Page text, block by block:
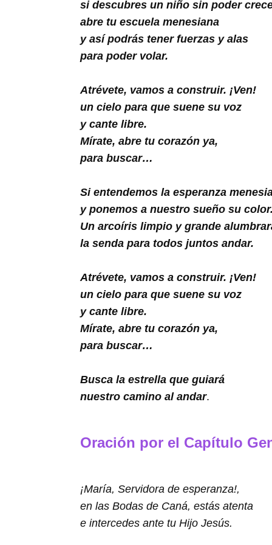
si descubres un niño sin poder
abre tu escuela menesiana
y así podrás tener fuerzas y alas
para poder volar.
Atrévete, vamos a construir. ¡Ven!
un cielo para que suene su voz
y cante libre.
Mírate, abre tu corazón ya,
para buscar…
Si entendemos la esperanza
y ponemos a nuestro sueño su color.
Un arcoíris limpio y grande
la senda para todos juntos andar.
Atrévete, vamos a construir. ¡Ven!
un cielo para que suene su voz
y cante libre.
Mírate, abre tu corazón ya,
para buscar…
Busca la estrella que guiará
nuestro camino al andar.
Oración por el Capítulo
¡María, Servidora de esperanza!,
en las Bodas de Caná, estás atenta
e intercedes ante tu Hijo Jesús.